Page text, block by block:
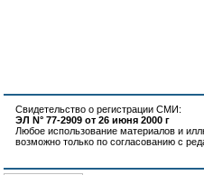
Свидетельство о регистрации СМИ:
ЭЛ N° 77-2909 от 26 июня 2000 г
Любое использование материалов и
возможно только по согласованию с